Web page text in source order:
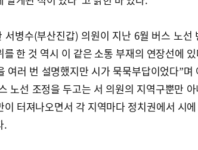
서병수(부산진갑) 의원이 지난 6월 버스 노선
를 한 것 역시 이 같은 소통 부재의 연장선에
여러 번 설명했지만 시가 묵묵부답이었다”며
노선 조정을 두고는 서 의원의 지역구뿐만
이 터져나오면서 각 지역마다 정치권에서 시
.